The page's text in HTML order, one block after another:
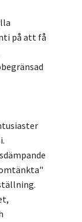
på att få